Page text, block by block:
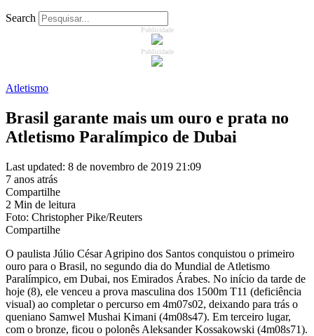
Search
Publicidade
Publicidade
Atletismo
Brasil garante mais um ouro e prata no
Atletismo Paralímpico de Dubai
Last updated: 8 de novembro de 2019 21:09
7 anos atrás
Compartilhe
2 Min de leitura
Foto: Christopher Pike/Reuters
Compartilhe
O paulista Júlio César Agripino dos Santos conquistou o primeiro
ouro para o Brasil, no segundo dia do Mundial de Atletismo
Paralímpico, em Dubai, nos Emirados Árabes. No início da tarde de
hoje (8), ele venceu a prova masculina dos 1500m T11 (deficiência
visual) ao completar o percurso em 4m07s02, deixando para trás o
queniano Samwel Mushai Kimani (4m08s47). Em terceiro lugar,
com o bronze, ficou o polonês Aleksander Kossakowski (4m08s71).